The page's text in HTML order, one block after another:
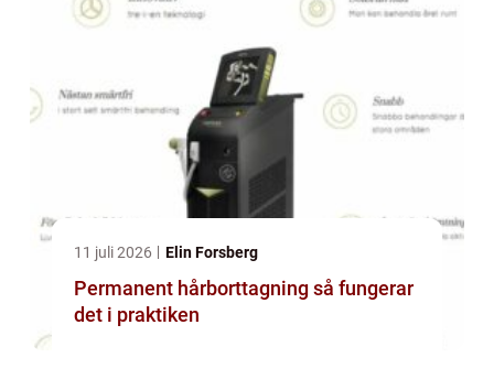
11 juli 2026 Elin Forsberg
Permanent hårborttagning så fungerar
det i praktiken